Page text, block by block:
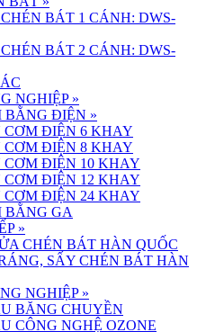
BÁT 1 CÁNH: DWS-
BÁT 2 CÁNH: DWS-
NGHIỆP »
BẰNG ĐIỆN »
CƠM ĐIỆN 6 KHAY
CƠM ĐIỆN 8 KHAY
CƠM ĐIỆN 10 KHAY
CƠM ĐIỆN 12 KHAY
CƠM ĐIỆN 24 KHAY
BẰNG GA
»
CHÉN BÁT HÀN QUỐC
SẤY CHÉN BÁT HÀN
NGHIỆP »
BĂNG CHUYỀN
CÔNG NGHỆ OZONE